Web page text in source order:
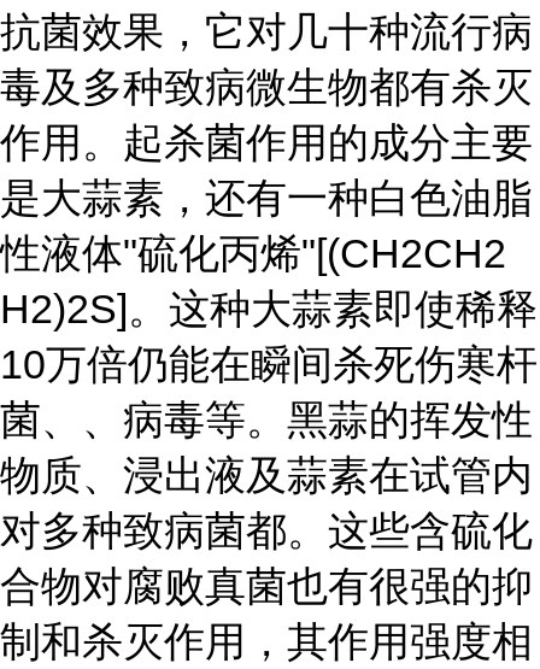
抗菌效果，它对几十种流行病
毒及多种致病微生物都有杀灭
作用。起杀菌作用的成分主要
是大蒜素，还有一种白色油脂
性液体"硫化丙烯"[(CH2CH2
H2)2S]。这种大蒜素即使稀释
10万倍仍能在瞬间杀死伤寒杆
菌、、病毒等。黑蒜的挥发性
物质、浸出液及蒜素在试管内
对多种致病菌都。这些含硫化
合物对腐败真菌也有很强的抑
制和杀灭作用，其作用强度相